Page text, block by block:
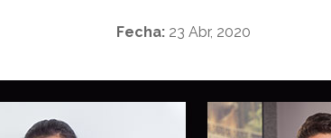
Fecha: 23 Abr, 2020